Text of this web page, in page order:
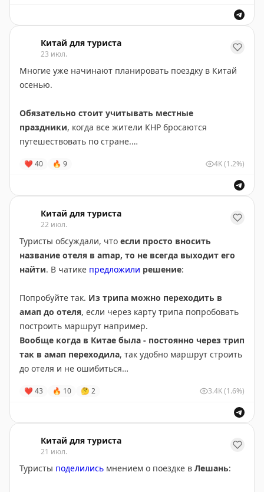
старый городСучжоу играет новыми красками). На
денечек съездить полюбоваться погулять самое то
Китай для туриста
23 июл.
Многие уже начинают планировать поездку в Китай
осенью.
Обязательно стоит учитывать местные
праздники, когда все жители КНР бросаются
путешествовать по стране.
В 2026 году длинные выходные выпадают на конец
сентября и начало октября. На трипе посчитали, что
урезидентовКНР может выйти отпуск около 16 дней,
если к государственным выходным добавить немного
отпуска или отгулов.
В эти даты лучше в Китай не ездить, а если так
получилось, что сдвинуть свою поездку не выйдет, то
будут адские толпы.
❤ 40 🔥 9 4K(1.2%)
Китай для туриста
22 июл.
Туристы обсуждали, что если просто вносить
название отеля в amap, то не всегда выходит его
найти. В чатике предложили решение:
Попробуйте так. Из трипа можно переходить в
амап до отеля, если через карту трипа попробовать
построить маршрут например.
Вообще когда в Китае была - постоянно через трип
так в амап переходила, так удобно маршрут строить
до отеля и не ошибиться
работает, если надо маршрут построить, а амап
название, чтоб он тебя понял
❤ 43 🔥 10 🤔 2 3.4K(1.6%)
Китай для туриста
21 июл.
Туристы поделились мнением о поездке в Лешань: